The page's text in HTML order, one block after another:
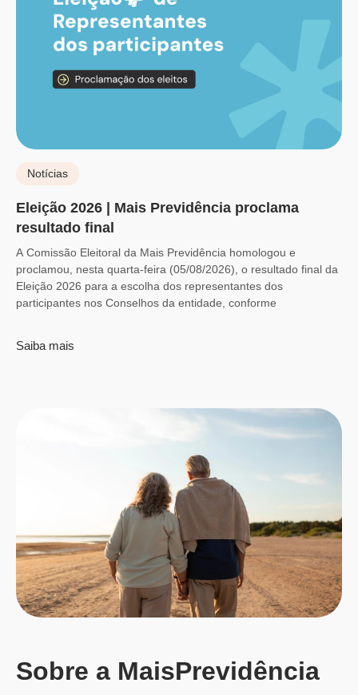
Notícias
Eleição 2026 | Mais Previdência proclama
resultado final
A Comissão Eleitoral da Mais Previdência homologou e
proclamou, nesta quarta-feira (05/08/2026), o resultado final da
Eleição 2026 para a escolha dos representantes dos
participantes nos Conselhos da entidade, conforme
Saiba mais
Sobre a MaisPrevidência